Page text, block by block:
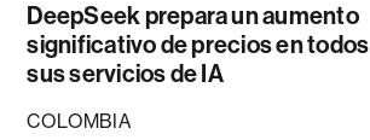
DeepSeek prepara un aumento
significativo de precios en todos
sus servicios de IA
COLOMBIA